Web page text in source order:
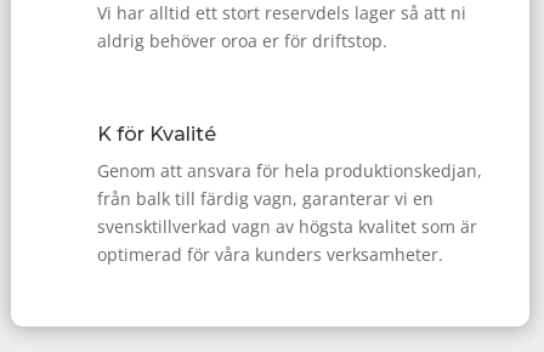
Vi har alltid ett stort reservdels lager så att ni
aldrig behöver oroa er för driftstop.
K för Kvalité
Genom att ansvara för hela produktionskedjan,
från balk till färdig vagn, garanterar vi en
svensktillverkad vagn av högsta kvalitet som är
optimerad för våra kunders verksamheter.